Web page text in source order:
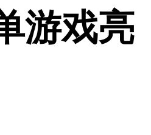
游戏亮